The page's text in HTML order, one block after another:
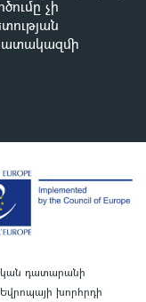
չի
դատարանի
խորհրդի